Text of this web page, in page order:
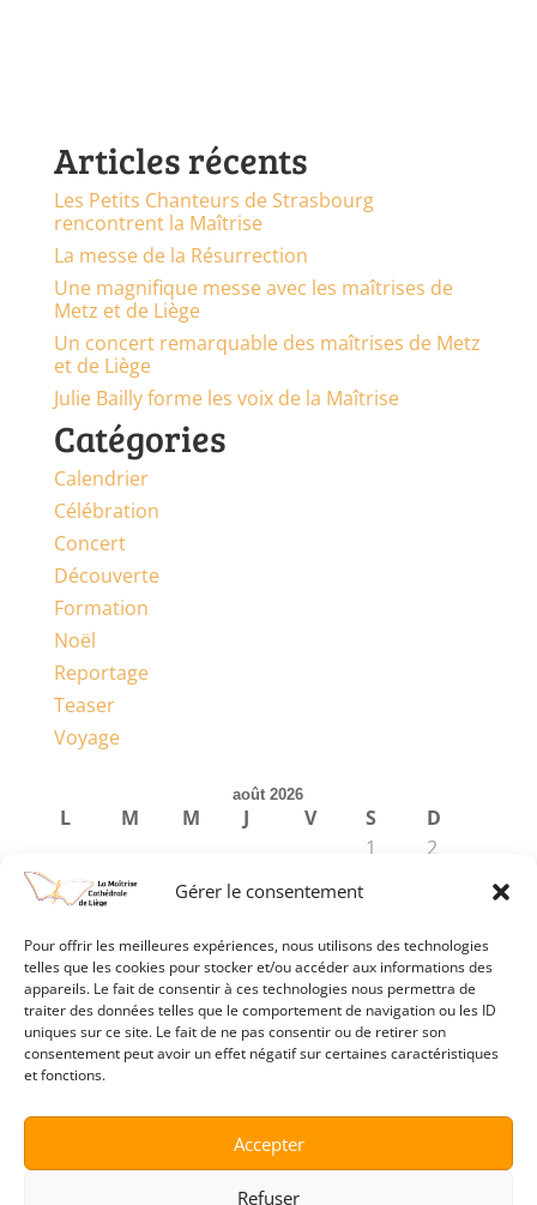
Gérer le consentement
Pour offrir les meilleures expériences, nous utilisons des technologies
telles que les cookies pour stocker et/ou accéder aux informations des
appareils. Le fait de consentir à ces technologies nous permettra de
traiter des données telles que le comportement de navigation ou les ID
uniques sur ce site. Le fait de ne pas consentir ou de retirer son
consentement peut avoir un effet négatif sur certaines caractéristiques
et fonctions.
Accepter
Refuser
Articles récents
Les Petits Chanteurs de Strasbourg
rencontrent la Maîtrise
La messe de la Résurrection
Une magnifique messe avec les maîtrises de
Metz et de Liège
Un concert remarquable des maîtrises de Metz
et de Liège
Julie Bailly forme les voix de la Maîtrise
Catégories
Calendrier
Célébration
Concert
Découverte
Formation
Noël
Reportage
Teaser
Voyage
août 2026
L M M J V S
D
1
2
3
4
10
17
18 19 20 21 22
23
24
25 26 27 28 29
30
31
« Avr